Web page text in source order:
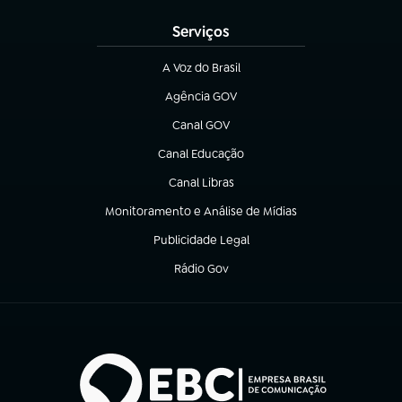
Serviços
A Voz do Brasil
(abre em nova aba)
Agência GOV
(abre em nova aba)
Canal GOV
(abre em nova aba)
Canal Educação
(abre em nova aba)
Canal Libras
(abre em nova aba)
Monitoramento e Análise de Mídias
(abre em nova aba)
Publicidade Legal
(abre em nova aba)
Rádio Gov
(abre em nova aba)